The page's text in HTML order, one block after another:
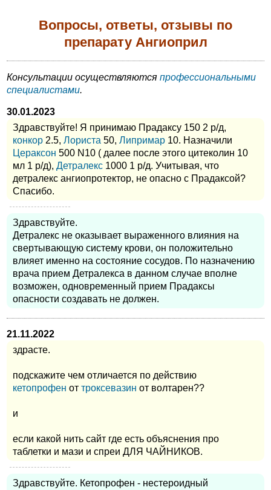
Вопросы, ответы, отзывы по
препарату Ангиоприл
Консультации осуществляются профессиональными
специалистами.
30.01.2023
Здравствуйте! Я принимаю Прадаксу 150 2 р/д,
конкор 2.5, Лориста 50, Липримар 10. Назначили
Цераксон 500 N10 ( далее после этого цитеколин 10
мл 1 р/д), Детралекс 1000 1 р/д. Учитывая, что
детралекс ангиопротектор, не опасно с Прадаксой?
Спасибо.
Здравствуйте.
Детралекс не оказывает выраженного влияния на
свертывающую систему крови, он положительно
влияет именно на состояние сосудов. По назначению
врача прием Детралекса в данном случае вполне
возможен, одновременный прием Прадаксы
опасности создавать не должен.
21.11.2022
здрасте.
подскажите чем отличается по действию
кетопрофен от троксевазин от волтарен??
и
если какой нить сайт где есть объяснения про
таблетки и мази и спреи ДЛЯ ЧАЙНИКОВ.
Здравствуйте. Кетопрофен - нестероидный